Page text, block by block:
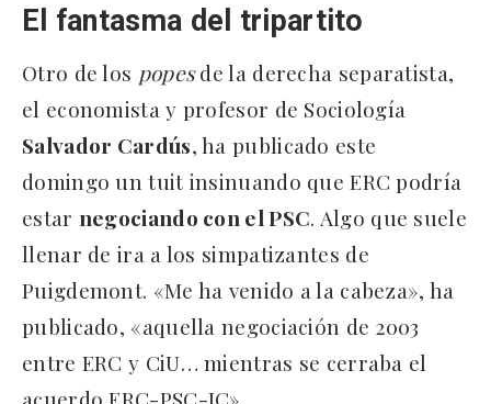
El fantasma del tripartito
Otro de los popesde la derecha separatista,
el economista y profesor de Sociología
Salvador Cardús, ha publicado este
domingo un tuit insinuando que ERC podría
estar negociando con el PSC. Algo que suele
llenar de ira a los simpatizantes de
Puigdemont. «Me ha venido a la cabeza», ha
publicado, «aquella negociación de 2003
entre ERC y CiU… mientras se cerraba el
acuerdo ERC-PSC-IC».